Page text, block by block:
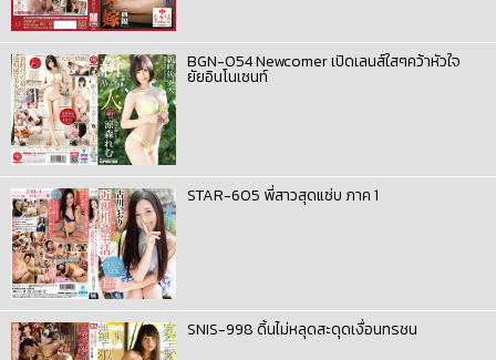
BGN-054 Newcomer เปิดเลนส์ใสๆคว้าหัวใจ
ยัยอินโนเซนท์
STAR-605 พี่สาวสุดแซ่บ ภาค 1
SNIS-998 ดิ้นไม่หลุดสะดุดเงื่อนทรชน